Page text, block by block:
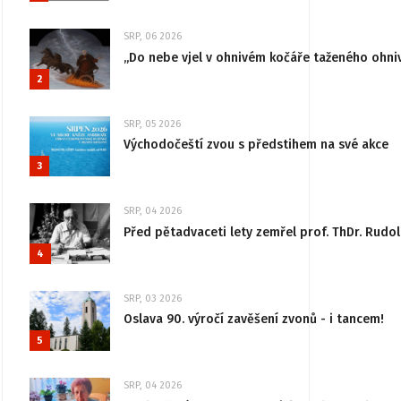
2
SRP, 06 2026
„Do nebe vjel v ohnivém kočáře taženého
3
SRP, 05 2026
Východočeští zvou s předstihem na své akce
4
SRP, 04 2026
Před pětadvaceti lety zemřel prof. ThDr.
5
SRP, 03 2026
Oslava 90. výročí zavěšení zvonů - i tancem!
SRP, 04 2026